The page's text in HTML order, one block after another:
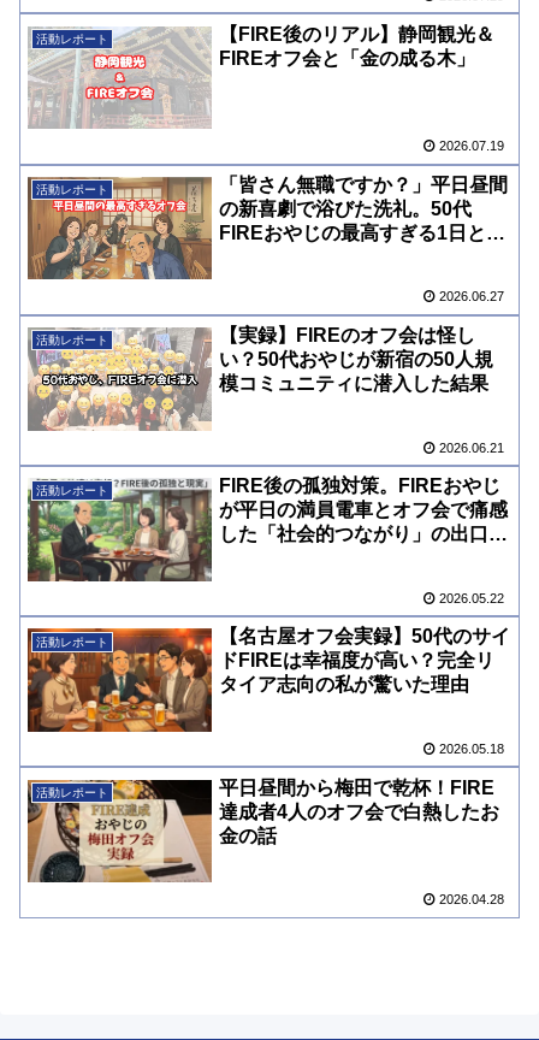
活動レポート
【FIRE後のリアル】静岡観光＆
FIREオフ会と「金の成る木」
2026.07.19
活動レポート
「皆さん無職ですか？」平日昼間
の新喜劇で浴びた洗礼。50代
FIREおやじの最高すぎる1日と裏
2026.06.27
活動レポート
【実録】FIREのオフ会は怪し
い？50代おやじが新宿の50人規
模コミュニティに潜入した結果
2026.06.21
活動レポート
FIRE後の孤独対策。FIREおやじ
が平日の満員電車とオフ会で痛感
した「社会的つながり」の出口戦
2026.05.22
活動レポート
【名古屋オフ会実録】50代のサイ
ドFIREは幸福度が高い？完全リ
タイア志向の私が驚いた理由
2026.05.18
活動レポート
平日昼間から梅田で乾杯！FIRE
達成者4人のオフ会で白熱したお
金の話
2026.04.28